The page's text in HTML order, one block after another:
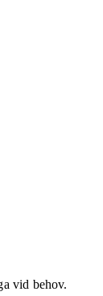
vid behov.